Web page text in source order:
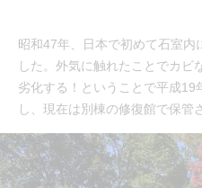
昭和47年、日本で初めて石室内
した。外気に触れたことでカビ
劣化する！ということで平成19
し、現在は別棟の修復館で保管